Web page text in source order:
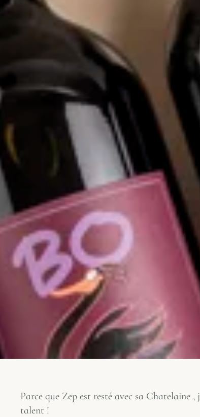
Parce que Zep est resté avec sa Chatelaine ,
talent !